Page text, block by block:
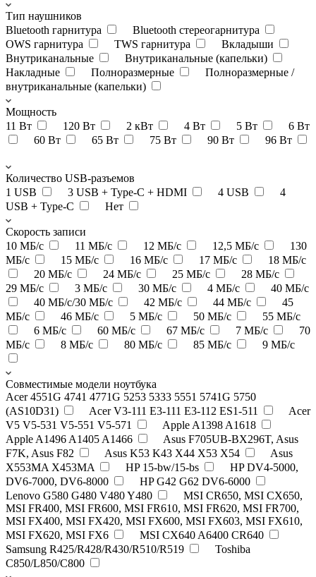
Тип наушников
Bluetooth гарнитура
Bluetooth стереогарнитура
OWS гарнитура
TWS гарнитура
Вкладыши
Внутриканальные
Внутриканальные (капельки)
Накладные
Полноразмерные
Полноразмерные /
внутриканальные (капельки)
Мощность
11 Вт
120 Вт 2 кВт 4 Вт 5 Вт
6 Вт
60 Вт
65 Вт 75 Вт 90 Вт 96 Вт
Количество USB-разъемов
1 USB
3 USB + Type-C + HDMI 4 USB
4
USB + Type-C
Нет
Скорость записи
10 МБ/с
11 МБ/с 12 МБ/с 12,5 МБ/с
130
МБ/с
15 МБ/с 16 МБ/с 17 МБ/с
18 МБ/с
20 МБ/с
24 МБ/с 25 МБ/с
28 МБ/с
29 МБ/с
3 МБ/с 30 МБ/с 4 МБ/с
40 МБ/с
40 МБ/с/30 МБ/с
42 МБ/с 44 МБ/с
45
МБ/с
46 МБ/с 5 МБ/с 50 МБ/с
55 МБ/с
6 МБ/с
60 МБ/с 67 МБ/с 7 МБ/с
70
МБ/с
8 МБ/с 80 МБ/с 85 МБ/с 9 МБ/с
Совместимые модели ноутбука
Acer 4551G 4741 4771G 5253 5333 5551 5741G 5750
(AS10D31)
Acer V3-111 E3-111 E3-112 ES1-511
Acer
V5 V5-531 V5-551 V5-571
Apple A1398 A1618
Apple A1496 A1405 A1466
Asus F705UB-BX296T, Asus
F7K, Asus F82
Asus K53 K43 X44 X53 X54
Asus
X553MA X453MA
HP 15-bw/15-bs
HP DV4-5000,
DV6-7000, DV6-8000
HP G42 G62 DV6-6000
Lenovo G580 G480 V480 Y480
MSI CR650, MSI CX650,
MSI FR400, MSI FR600, MSI FR610, MSI FR620, MSI FR700,
MSI FX400, MSI FX420, MSI FX600, MSI FX603, MSI FX610,
MSI FX620, MSI FX6
MSI CX640 A6400 CR640
Samsung R425/R428/R430/R510/R519
Toshiba
C850/L850/C800